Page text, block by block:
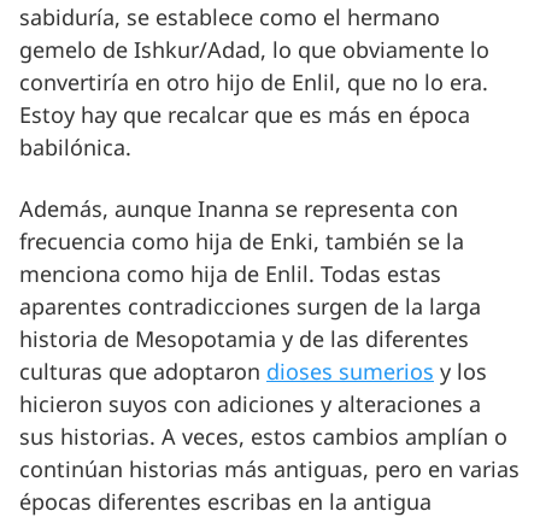
sabiduría, se establece como el hermano
gemelo de Ishkur/Adad, lo que obviamente lo
convertiría en otro hijo de Enlil, que no lo era.
Estoy hay que recalcar que es más en época
babilónica.
Además, aunque Inanna se representa con
frecuencia como hija de Enki, también se la
menciona como hija de Enlil. Todas estas
aparentes contradicciones surgen de la larga
historia de Mesopotamia y de las diferentes
culturas que adoptaron dioses sumerios y los
hicieron suyos con adiciones y alteraciones a
sus historias. A veces, estos cambios amplían o
continúan historias más antiguas, pero en varias
épocas diferentes escribas en la antigua